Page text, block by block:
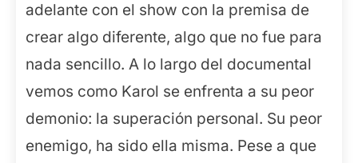
adelante con el show con la premisa de
crear algo diferente, algo que no fue para
nada sencillo. A lo largo del documental
vemos como Karol se enfrenta a su peor
demonio: la superación personal. Su peor
enemigo, ha sido ella misma. Pese a que